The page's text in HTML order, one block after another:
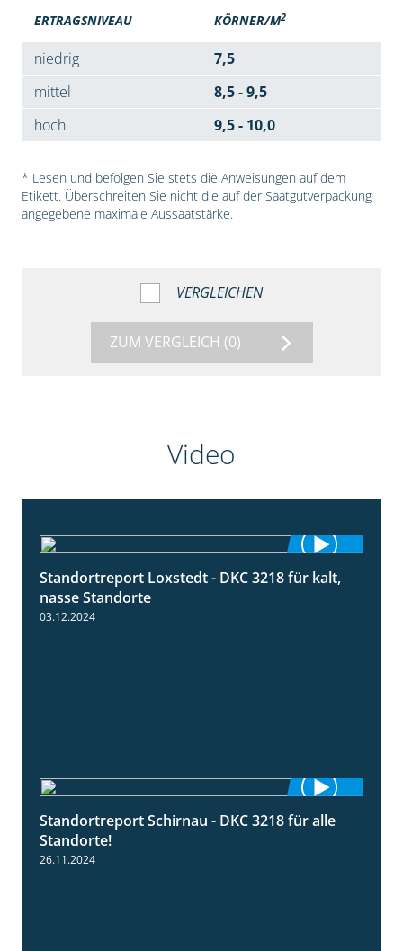
ERTRAGSNIVEAU KÖRNER/M2
niedrig
7,5
mittel
8,5 - 9,5
hoch
9,5 - 10,0
* Lesen und befolgen Sie stets die Anweisungen auf dem
Etikett. Überschreiten Sie nicht die auf der Saatgutverpackung
angegebene maximale Aussaatstärke.
VERGLEICHEN
ZUM VERGLEICH (0)
Video
0:53
Standortreport Loxstedt - DKC 3218 für kalt,
nasse Standorte
03.12.2024
2:02
Standortreport Schirnau - DKC 3218 für alle
Standorte!
26.11.2024